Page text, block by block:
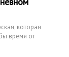
которая
время от